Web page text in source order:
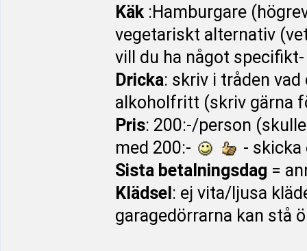
Käk :Hamburgare
vegetariskt alternativ
vill du ha något
Dricka: skriv i tråden
alkoholfritt (skriv gärna
Pris: 200:-/person
med 200:-
-
Sista betalningsdag =
Klädsel : ej vita/ljusa
garagedörrarna kan stå